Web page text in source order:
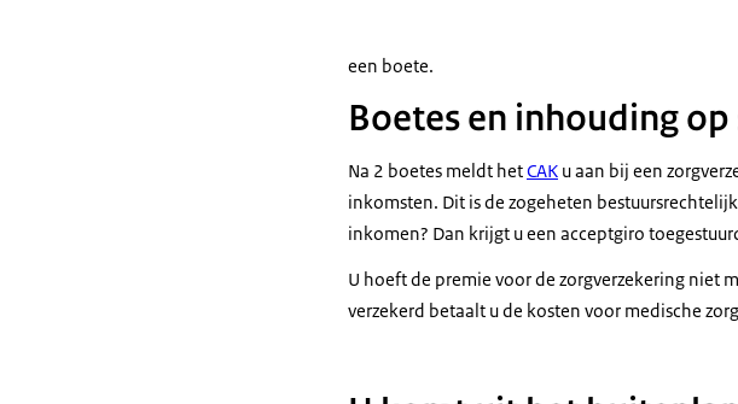
een boete.
Boetes en inhouding
Na 2 boetes meldt hetCAK u aan bij een
inkomsten. Dit is de zogeheten
inkomen? Dan krijgt u een acceptgiro
U hoeft de premie voor de zorgverzekering niet
verzekerd betaalt u de kosten voor medische